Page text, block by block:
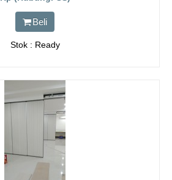
Beli
Stok : Ready